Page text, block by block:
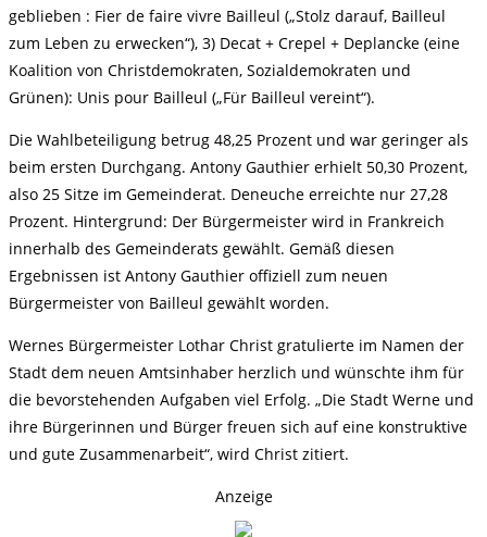
geblieben : Fier de faire vivre Bailleul („Stolz darauf, Bailleul
zum Leben zu erwecken“), 3) Decat + Crepel + Deplancke (eine
Koalition von Christdemokraten, Sozialdemokraten und
Grünen): Unis pour Bailleul („Für Bailleul vereint“).
Die Wahlbeteiligung betrug 48,25 Prozent und war geringer als
beim ersten Durchgang. Antony Gauthier erhielt 50,30 Prozent,
also 25 Sitze im Gemeinderat. Deneuche erreichte nur 27,28
Prozent. Hintergrund: Der Bürgermeister wird in Frankreich
innerhalb des Gemeinderats gewählt. Gemäß diesen
Ergebnissen ist Antony Gauthier offiziell zum neuen
Bürgermeister von Bailleul gewählt worden.
Wernes Bürgermeister Lothar Christ gratulierte im Namen der
Stadt dem neuen Amtsinhaber herzlich und wünschte ihm für
die bevorstehenden Aufgaben viel Erfolg. „Die Stadt Werne und
ihre Bürgerinnen und Bürger freuen sich auf eine konstruktive
und gute Zusammenarbeit“, wird Christ zitiert.
Anzeige